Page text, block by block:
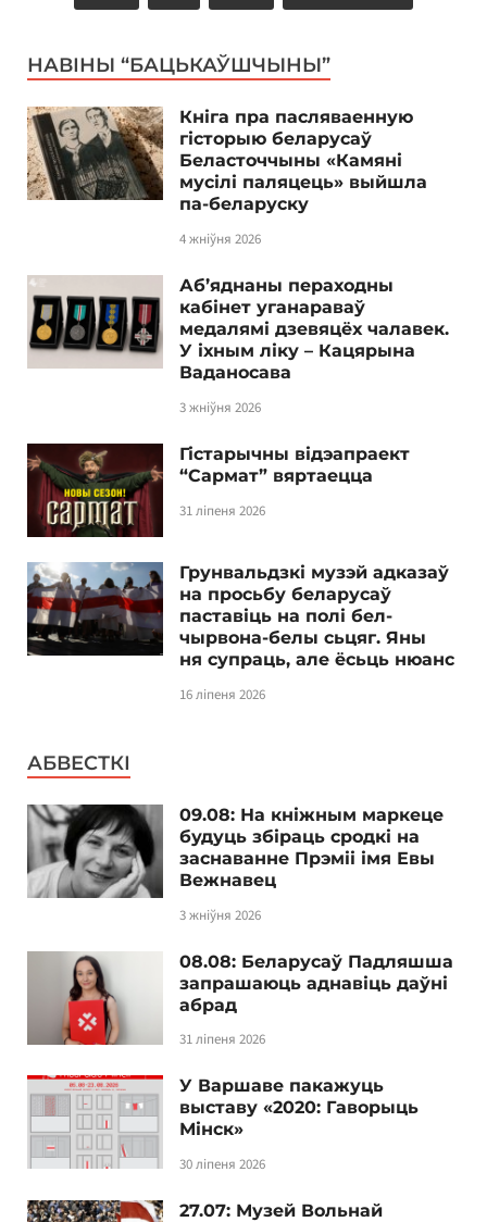
НАВІНЫ “БАЦЬКАЎШЧЫНЫ”
Кніга пра пасляваенную
гісторыю беларусаў
Беласточчыны «Камяні
мусілі паляцець» выйшла
па-беларуску
4 жніўня 2026
Аб’яднаны пераходны
кабінет уганараваў
медалямі дзевяцёх чалавек.
У іхным ліку – Кацярына
Ваданосава
3 жніўня 2026
Гістарычны відэапраект
“Сармат” вяртаецца
31 ліпеня 2026
Грунвальдзкі музэй адказаў
на просьбу беларусаў
паставіць на полі бел-
чырвона-белы сьцяг. Яны
ня супраць, але ёсьць нюанс
16 ліпеня 2026
АБВЕСТКІ
09.08: На кніжным маркеце
будуць збіраць сродкі на
заснаванне Прэміі імя Евы
Вежнавец
3 жніўня 2026
08.08: Беларусаў Падляшша
запрашаюць аднавіць даўні
абрад
31 ліпеня 2026
У Варшаве пакажуць
выставу «2020: Гаворыць
Мінск»
30 ліпеня 2026
27.07: Музей Вольнай